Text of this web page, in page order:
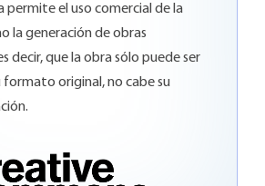
permite el uso comercial de la
la generación de obras
decir, que la obra sólo puede ser
formato original, no cabe su